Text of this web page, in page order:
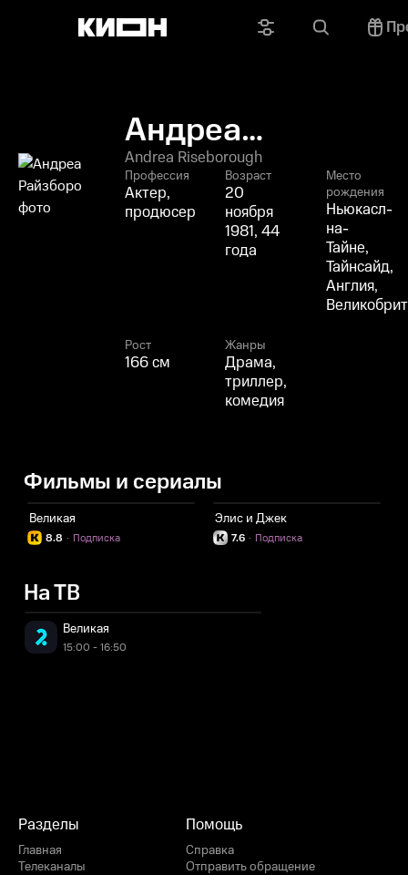
Андреа
Райзборо
Andrea Riseborough
Профессия
Актер,
продюсер
Возраст
20
ноября
1981, 44
года
Место
рождения
Ньюкасл-
на-
Тайне,
Тайнсайд,
Англия,
Рост
166 см
Жанры
Драма,
триллер,
комедия
Фильмы и сериалы
Великая
8.8 Подписка
·
Элис и Джек
7.6 Подписка
·
На ТВ
Великая
15:00 - 16:50
Разделы
Главная
Телеканалы
Помощь
Справка
Отправить обращение